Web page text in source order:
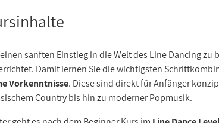
sanften Einstieg in die Welt des Line Dancing zu
Damit lernen Sie die wichtigsten
Vorkenntnisse. Diese sind direkt für Anfänger
Country bis hin zu moderner Popmusik.